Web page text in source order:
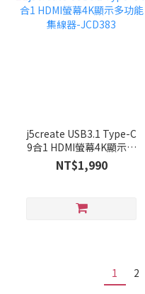
j5create USB3.1 Type-C
9合1 HDMI螢幕4K顯示多
功能集線器-JCD383
NT$1,990
1 2